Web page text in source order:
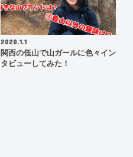
2020.1.1
関西の低山で山ガールに色々イン
タビューしてみた！